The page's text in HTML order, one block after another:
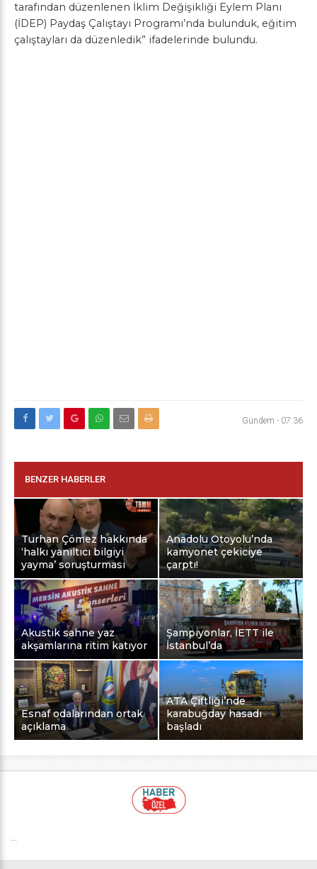
tarafından düzenlenen İklim Değişikliği Eylem Planı
(İDEP) Paydaş Çalıştayı Programı’nda bulunduk, eğitim
çalıştayları da düzenledik” ifadelerinde bulundu.
Gündem - 07:36
BENZER HABERLER
Turhan Çömez hakkında
‘halkı yanıltıcı bilgiyi
yayma’ soruşturması
Anadolu Otoyolu’nda
kamyonet çekiciye
çarptı!
Akustik sahne yaz
akşamlarına ritim katıyor
Şampiyonlar, İETT ile
İstanbul’da
Esnaf odalarından ortak
açıklama
ATA Çiftliği’nde
karabuğday hasadı
başladı